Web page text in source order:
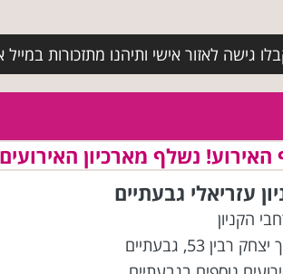
גישה לאזור אישי ותיהנו מתזכורות במייל
נשלף מארכיון האירועים
עזריאלי גבעתיים
הקניון
יצחק רבין 53
, גבעתיים